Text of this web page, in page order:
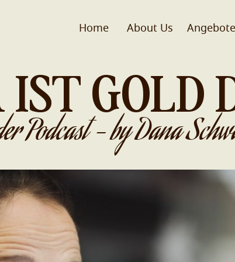
Home About Us Angebote
IST GOLD
Podcast - by Dana